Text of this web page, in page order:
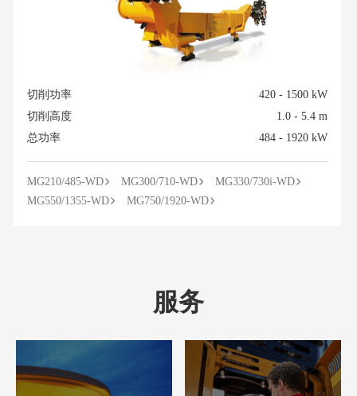
切削功率
420 - 1500 kW
切削高度
1.0 - 5.4 m
总功率
484 - 1920 kW
MG210/485-WD MG300/710-WD
MG330/730i-WD
MG550/1355-WD
MG750/1920-WD
服务